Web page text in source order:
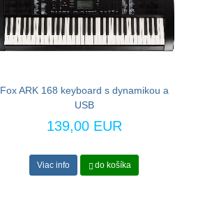
Fox ARK 168 keyboard s dynamikou a
USB
139,00 EUR
Viac info do košíka